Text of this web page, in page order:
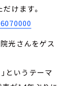
けます。
光さんをゲス
というテーマ